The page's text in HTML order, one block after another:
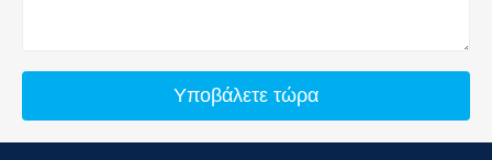
Υποβάλετε τώρα